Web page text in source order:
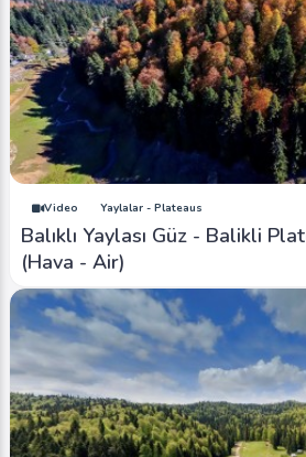
Video Yaylalar - Plateaus
Balıklı Yaylası Güz - Balikli
(Hava - Air)